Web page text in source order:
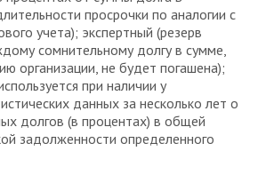
просрочки по аналогии с
учета); экспертный (резерв
сомнительному долгу в сумме,
организации, не будет погашена);
при наличии у
данных за несколько лет о
долгов (в процентах) в общей
задолженности определенного